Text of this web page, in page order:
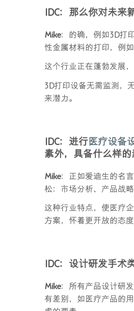
IDC：那么你对未来
Mike：的确，例如3D打
性金属材料的打印，例
这个行业正在蓬勃发展
3D打印设备无需监测，
来潜力。
IDC：进行 医疗设备
素外，具备什么样的
Mike：正如爱迪生的名
松：市场分析、产品战
这种行业特点，使医疗
方案，怀着更开放的态
IDC：设计研发手术
Mike：所有产品设计研
有差别，如医疗产品的